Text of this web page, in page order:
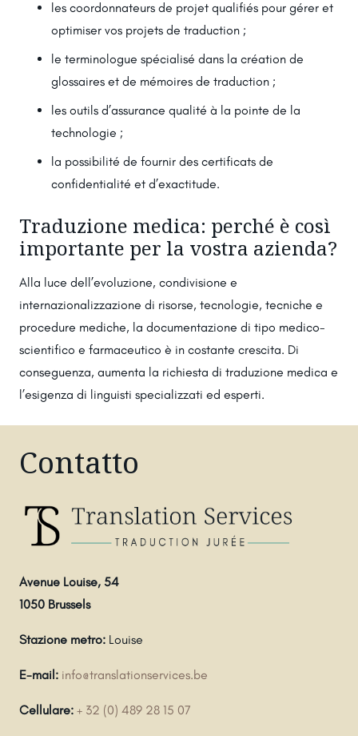
les coordonnateurs de projet qualifiés pour gérer et
optimiser vos projets de traduction ;
le terminologue spécialisé dans la création de
glossaires et de mémoires de traduction ;
les outils d’assurance qualité à la pointe de la
technologie ;
la possibilité de fournir des certificats de
confidentialité et d’exactitude.
Traduzione medica: perché è così
importante per la vostra azienda?
Alla luce dell’evoluzione, condivisione e
internazionalizzazione di risorse, tecnologie, tecniche e
procedure mediche, la documentazione di tipo medico-
scientifico e farmaceutico è in costante crescita. Di
conseguenza, aumenta la richiesta di traduzione medica e
l’esigenza di linguisti specializzati ed esperti.
Contatto
Avenue Louise, 54
1050 Brussels
Stazione metro: Louise
E-mail: info@translationservices.be
Cellulare: + 32 (0) 489 28 15 07